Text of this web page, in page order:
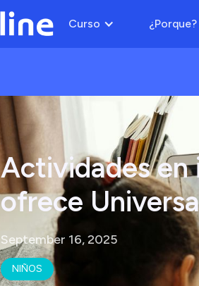
Curso ¿Porque?
Actividades en
ofrece
September 16, 2025
NIÑOS